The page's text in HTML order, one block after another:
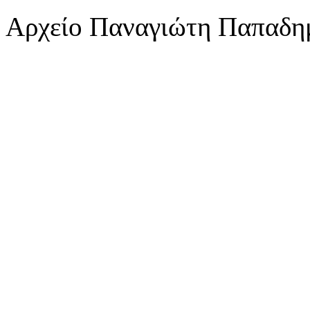
Αρχείο Παναγιώτη